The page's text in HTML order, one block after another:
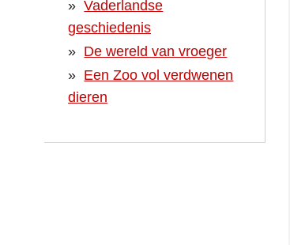
Vaderlandse
geschiedenis
De wereld van vroeger
Een Zoo vol verdwenen
dieren